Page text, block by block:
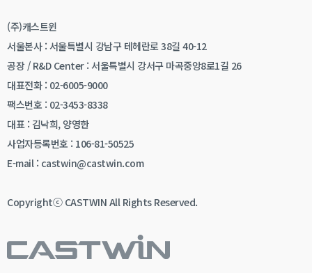
(주)캐스트윈
서울본사 : 서울특별시 강남구 테헤란로 38길 40-12
공장 / R&D Center : 서울특별시 강서구 마곡중앙8로1길 26
대표전화 : 02-6005-9000
팩스번호 : 02-3453-8338
대표 : 김낙희, 양영한
사업자등록번호 : 106-81-50525
E-mail : castwin@castwin.com
Copyrightⓒ CASTWIN All Rights Reserved.